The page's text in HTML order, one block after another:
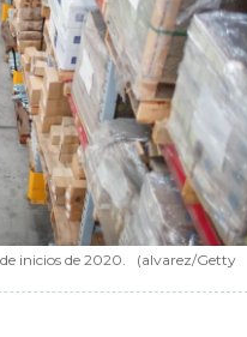
inicios de 2020.
(alvarez/Getty